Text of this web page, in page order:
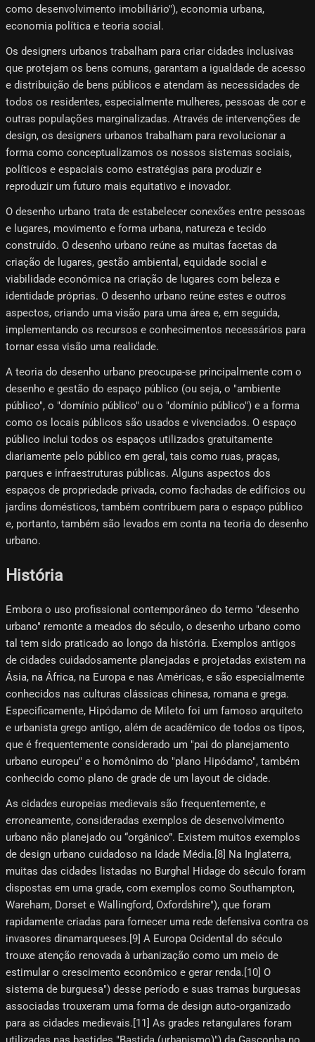
como desenvolvimento imobiliário"), economia urbana,
economia política e teoria social.
Os designers urbanos trabalham para criar cidades inclusivas
que protejam os bens comuns, garantam a igualdade de acesso
e distribuição de bens públicos e atendam às necessidades de
todos os residentes, especialmente mulheres, pessoas de cor e
outras populações marginalizadas. Através de intervenções de
design, os designers urbanos trabalham para revolucionar a
forma como conceptualizamos os nossos sistemas sociais,
políticos e espaciais como estratégias para produzir e
reproduzir um futuro mais equitativo e inovador.
O desenho urbano trata de estabelecer conexões entre pessoas
e lugares, movimento e forma urbana, natureza e tecido
construído. O desenho urbano reúne as muitas facetas da
criação de lugares, gestão ambiental, equidade social e
viabilidade económica na criação de lugares com beleza e
identidade próprias. O desenho urbano reúne estes e outros
aspectos, criando uma visão para uma área e, em seguida,
implementando os recursos e conhecimentos necessários para
tornar essa visão uma realidade.
A teoria do desenho urbano preocupa-se principalmente com o
desenho e gestão do espaço público (ou seja, o "ambiente
público", o "domínio público" ou o "domínio público") e a forma
como os locais públicos são usados ​​​​e vivenciados. O espaço
público inclui todos os espaços utilizados gratuitamente
diariamente pelo público em geral, tais como ruas, praças,
parques e infraestruturas públicas. Alguns aspectos dos
espaços de propriedade privada, como fachadas de edifícios ou
jardins domésticos, também contribuem para o espaço público
e, portanto, também são levados em conta na teoria do desenho
urbano.
História
Embora o uso profissional contemporâneo do termo "desenho
urbano" remonte a meados do século, o desenho urbano como
tal tem sido praticado ao longo da história. Exemplos antigos
de cidades cuidadosamente planejadas e projetadas existem na
Ásia, na África, na Europa e nas Américas, e são especialmente
conhecidos nas culturas clássicas chinesa, romana e grega.
Especificamente, Hipódamo ​​de Mileto foi um famoso arquiteto
e urbanista grego antigo, além de acadêmico de todos os tipos,
que é frequentemente considerado um "pai do planejamento
urbano europeu" e o homônimo do "plano Hipódamo", também
conhecido como plano de grade de um layout de cidade.
As cidades europeias medievais são frequentemente, e
erroneamente, consideradas exemplos de desenvolvimento
urbano não planejado ou “orgânico”. Existem muitos exemplos
de design urbano cuidadoso na Idade Média.[8]​ Na Inglaterra,
muitas das cidades listadas no Burghal Hidage do século foram
dispostas em uma grade, com exemplos como Southampton,
Wareham, Dorset e Wallingford, Oxfordshire"), que foram
rapidamente criadas para fornecer uma rede defensiva contra os
invasores dinamarqueses.[9]​ A Europa Ocidental do século
trouxe atenção renovada à urbanização como um meio de
estimular o crescimento econômico e gerar renda.[10]​ O
sistema de burguesa") desse período e suas tramas burguesas
associadas trouxeram uma forma de design auto-organizado
para as cidades medievais.[11] As grades retangulares foram